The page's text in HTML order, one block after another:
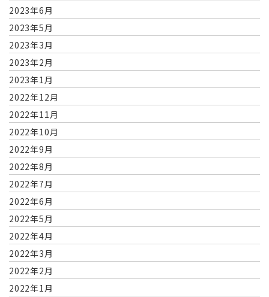
2023年6月
2023年5月
2023年3月
2023年2月
2023年1月
2022年12月
2022年11月
2022年10月
2022年9月
2022年8月
2022年7月
2022年6月
2022年5月
2022年4月
2022年3月
2022年2月
2022年1月